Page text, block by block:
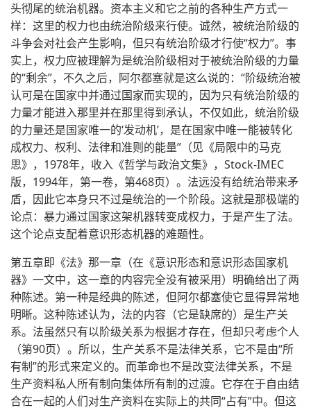
头彻尾的统治机器。资本主义和它之前的各种生产方式一
样：这里的权力也由统治阶级来行使。诚然，被统治阶级的
斗争会对社会产生影响，但只有统治阶级才行使“权力”。事
实上，权力应被理解为是统治阶级相对于被统治阶级的力量
的“剩余”，不久之后，阿尔都塞就是这么说的：“阶级统治被
认可是在国家中并通过国家而实现的，因为只有统治阶级的
力量才能进入那里并在那里得到承认，不仅如此，统治阶级
的力量还是国家唯一的‘发动机’，是在国家中唯一能被转化
成权力、权利、法律和准则的能量”（见《局限中的马克
思》，1978年，收入《哲学与政治文集》，Stock-IMEC
版，1994年，第一卷，第468页）。法远没有给统治带来矛
盾，因此它本身只不过是统治的一个阶段。这就是那极端的
论点：暴力通过国家这架机器转变成权力，于是产生了法。
这个论点支配着意识形态机器的难题性。
第五章即《法》那一章（在《意识形态和意识形态国家机
器》一文中，这一章的内容完全没有被采用）明确给出了两
种陈述。第一种是经典的陈述，但阿尔都塞使它显得异常地
明晰。这种陈述认为，法的内容（它是缺席的）是生产关
系。法虽然只有以阶级关系为根据才存在，但却只考虑个人
（第90页）。所以，生产关系不是法律关系，它不是由“所
有制”的形式来定义的。而革命也不是改变法律关系，不是
生产资料私人所有制向集体所有制的过渡。它存在于自由结
合在一起的人们对生产资料在实际上的共同“占有”中。但这